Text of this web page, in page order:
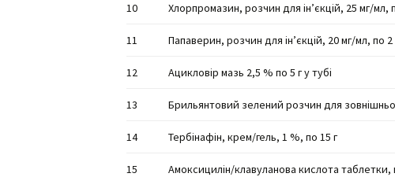
10 Хлорпромазин, розчин для ін’єкцій, 25 мг/мл,
11 Папаверин, розчин для ін’єкцій, 20 мг/мл, по 2
12 Ацикловір мазь 2,5 % по 5 г у тубі
13 Брильянтовий зелений розчин для
14 Тербінафін, крем/гель, 1 %, по 15 г
15 Амоксицилін/клавуланова кислота